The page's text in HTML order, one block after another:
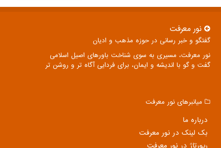
نور معرفت
گفتگو و خبر رسانی در حوزه مذهب و ادیان
نور معرفت، مسیری به سوی شناخت باورهای اصیل اسلامی
گفت و گو با اندیشه و ایمان، برای فردایی آگاه تر و روشن تر
میانبرهای نور معرفت
درباره ما
بک لینک در نور معرفت
رپورتاژ در نور معرفت